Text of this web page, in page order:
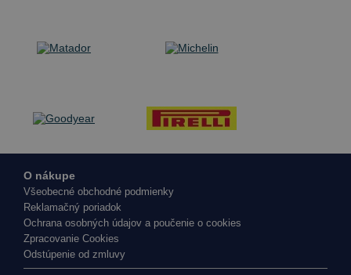
O nákupe
Všeobecné obchodné podmienky
Reklamačný poriadok
Ochrana osobných údajov a poučenie o cookies
Zpracovanie Cookies
Odstúpenie od zmluvy